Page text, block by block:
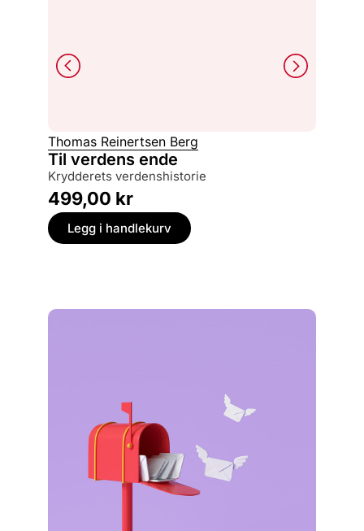
Thomas Reinertsen Berg
Til verdens ende
krydderets verdenshistorie
499,00 kr
Legg i handlekurv